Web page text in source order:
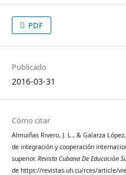
PDF
Publicado
2016-03-31
Cómo citar
Almuiñas Rivero, J. L., & Galarza
de integración y cooperación
superior. Revista Cubana De Educación
de https://revistas.uh.cu/rces/article/